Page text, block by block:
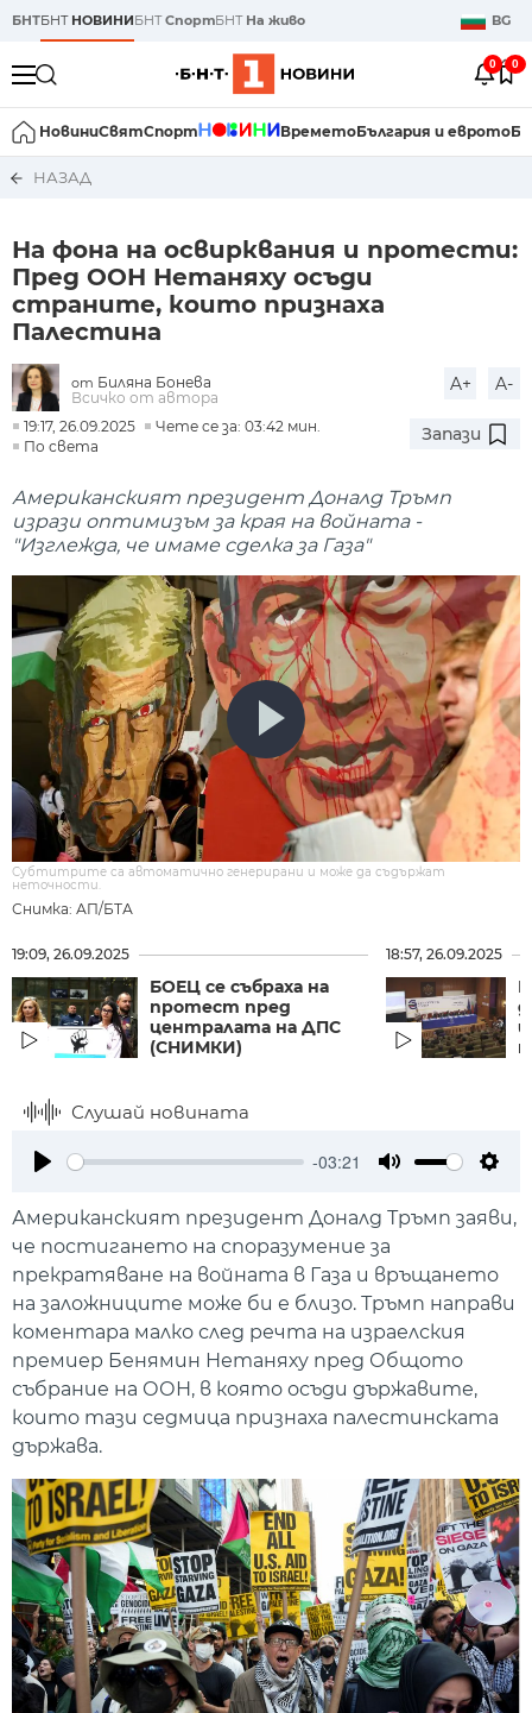
БНТБНТ НОВИНИБНТСпортБНТ На живо BG
0 0
НовиниСвятСпорт ВреметоБългария и еврото
НАЗАД
На фона на освирквания и протести:
Пред ООН Нетаняху осъди
страните, които признаха
Палестина
от Биляна Бонева
Всичко от автора
A+ A-
19:17, 26.09.2025
Чете се за: 03:42 мин.
По света
Запази
Американският президент Доналд Тръмп
изрази оптимизъм за края на войната -
"Изглежда, че имаме сделка за Газа"
Снимка: АП/БТА
Субтитрите са автоматично генерирани и може да съдържат
неточности.
19:09, 26.09.2025
БОЕЦ се събраха на
протест пред
централата на ДПС
(СНИМКИ)
18:57, 26.09.2025
Слушай новината
-03:21
Американският президент Доналд Тръмп заяви,
че постигането на споразумение за
прекратяване на войната в Газа и връщането
на заложниците може би е близо. Тръмп направи
коментара малко след речта на израелския
премиер Бенямин Нетаняху пред Общото
събрание на ООН, в която осъди държавите,
които тази седмица признаха палестинската
държава.